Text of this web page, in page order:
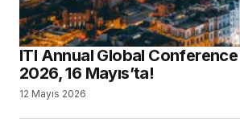
ITI Annual Global
2026, 16 Mayıs’ta!
12 Mayıs 2026